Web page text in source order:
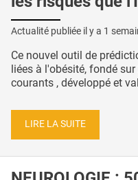
Actualité publiée il y a 1
Ce nouvel outil de
liées à l'obésité, fondé
courants , développé et
LIRE LA SUITE